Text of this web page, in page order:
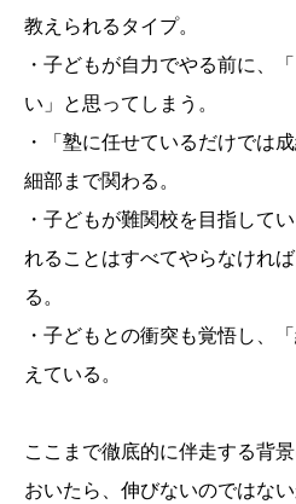
教えられるタイプ。
・子どもが自力でやる前に、
い」と思ってしまう。
・「塾に任せているだけでは
細部まで関わる。
・子どもが難関校を目指して
れることはすべてやらなけれ
る。
・子どもとの衝突も覚悟し、
えている。
ここまで徹底的に伴走する背
おいたら、伸びないのではな